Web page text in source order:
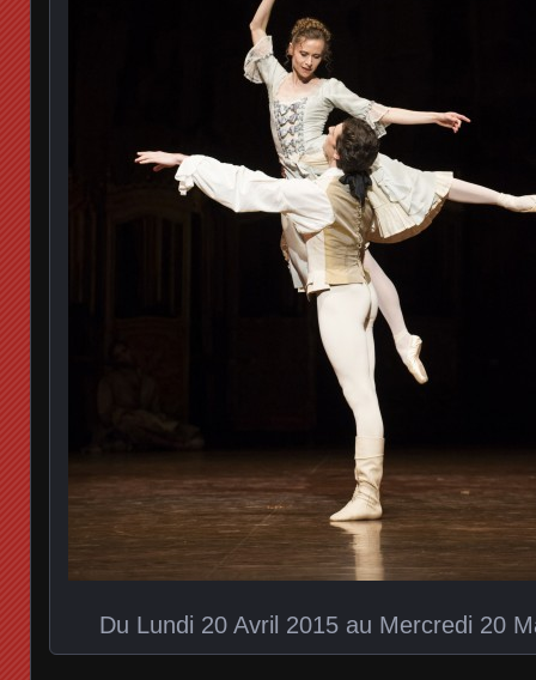
Du Lundi 20 Avril 2015 au Mercredi 20